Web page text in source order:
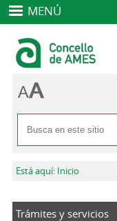
MENÚ
Formulario
Buscar
Se encuentra usted
Está aquí: Inicio
Trámites y servicios